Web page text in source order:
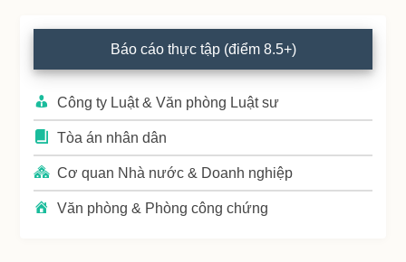
Primary
Sidebar
Báo cáo thực tập (điểm 8.5+)
Công ty Luật & Văn phòng Luật sư
Tòa án nhân dân
Cơ quan Nhà nước & Doanh nghiệp
Văn phòng & Phòng công chứng